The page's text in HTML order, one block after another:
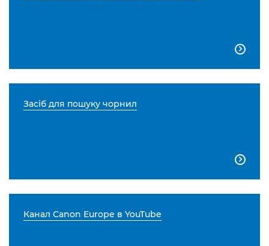

Засіб для пошуку чорнил

Канал Canon Europe в YouTube